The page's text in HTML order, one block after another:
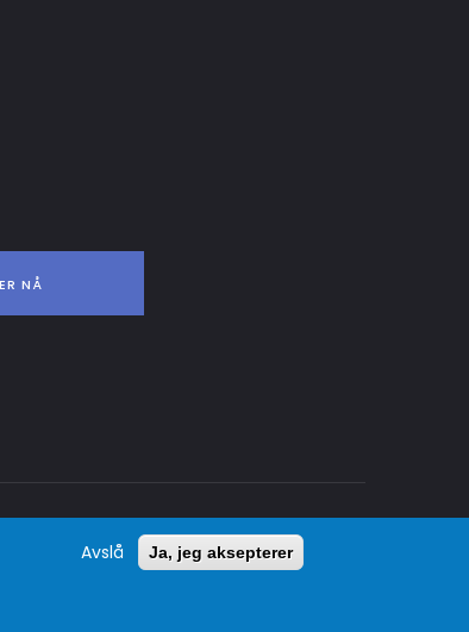
Personvernpolicy og cookies
Avslå Ja, jeg aksepterer